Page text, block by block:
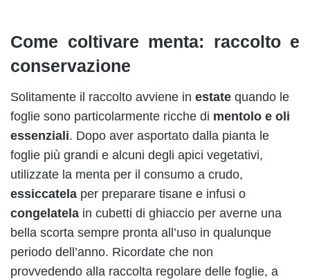
Come coltivare menta: raccolto e
conservazione
Solitamente il raccolto avviene in estate quando le
foglie sono particolarmente ricche di mentolo e oli
essenziali. Dopo aver asportato dalla pianta le
foglie più grandi e alcuni degli apici vegetativi,
utilizzate la menta per il consumo a crudo,
essiccatela per preparare tisane e infusi o
congelatela in cubetti di ghiaccio per averne una
bella scorta sempre pronta all’uso in qualunque
periodo dell’anno. Ricordate che non
provvedendo alla raccolta regolare delle foglie, a